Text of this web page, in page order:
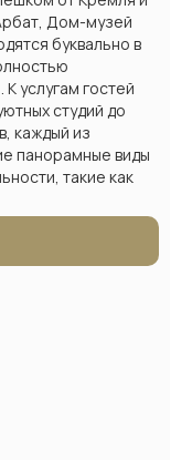
Дом-музей
буквально в
услугам гостей
студий до
каждый из
панорамные виды
такие как